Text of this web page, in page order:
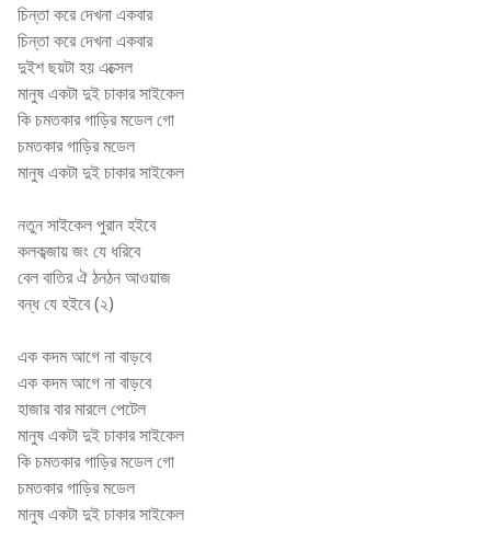
চিন্তা করে দেখনা একবার
চিন্তা করে দেখনা একবার
দুইশ ছয়টা হয় এক্সেল
মানুষ একটা দুই চাকার সাইকেল
কি চমতকার গাড়ির মডেল গো
চমতকার গাড়ির মডেল
মানুষ একটা দুই চাকার সাইকেল
নতুন সাইকেল পুরান হইবে
কলকব্জায় জং যে ধরিবে
বেল বাতির ঐ ঠনঠন আওয়াজ
বন্ধ যে হইবে (২)
এক কদম আগে না বাড়বে
এক কদম আগে না বাড়বে
হাজার বার মারলে পেটেল
মানুষ একটা দুই চাকার সাইকেল
কি চমতকার গাড়ির মডেল গো
চমতকার গাড়ির মডেল
মানুষ একটা দুই চাকার সাইকেল